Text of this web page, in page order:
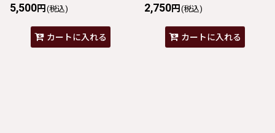
5,500円 (税込)
カートに入れる
2,750円 (税込)
カートに入れる